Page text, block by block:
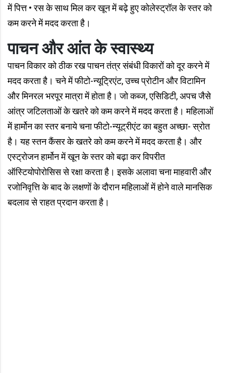
में पित्त • रस के साथ मिल कर खून में बढ़े हुए कोलेस्ट्रॉल के स्तर को
कम करने में मदद करता है।
पाचन और आंत के स्वास्थ्य
पाचन विकार को ठीक रख पाचन तंत्र संबंधी विकारों को दूर करने में
मदद करता है। चने में फीटो-न्यूट्रिएंट, उच्च प्रोटीन और विटामिन
और मिनरल भरपूर मात्रा में होता है। जो कब्ज, एसिडिटी, अपच जैसे
आंत्र जटिलताओं के खतरे को कम करने में मदद करता है। महिलाओं
में हार्मोन का स्तर बनाये चना फीटो-न्यूट्रीएंट का बहुत अच्छा- स्रोत
है। यह स्तन कैंसर के खतरे को कम करने में मदद करता है। और
एस्ट्रोजन हार्मोन में खून के स्तर को बढ़ा कर विपरीत
ऑस्टियोपोरोसिस से रक्षा करता है। इसके अलावा चना माहवारी और
रजोनिवृत्ति के बाद के लक्षणों के दौरान महिलाओं में होने वाले मानसिक
बदलाव से राहत प्रदान करता है।